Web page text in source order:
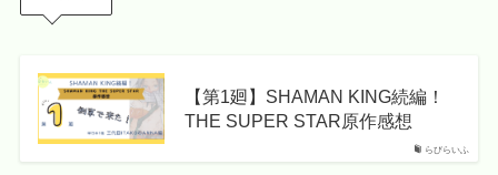
らびらいふ
【第1廻】SHAMAN KING続編！
THE SUPER STAR原作感想